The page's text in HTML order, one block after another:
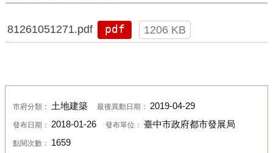
81261051271.pdf pdf 1206 KB
市府分類： 土地建築 最後異動日期： 2019-04-29
發布日期： 2018-01-26 發布單位： 臺中市政府都市發展局
點閱次數： 1659